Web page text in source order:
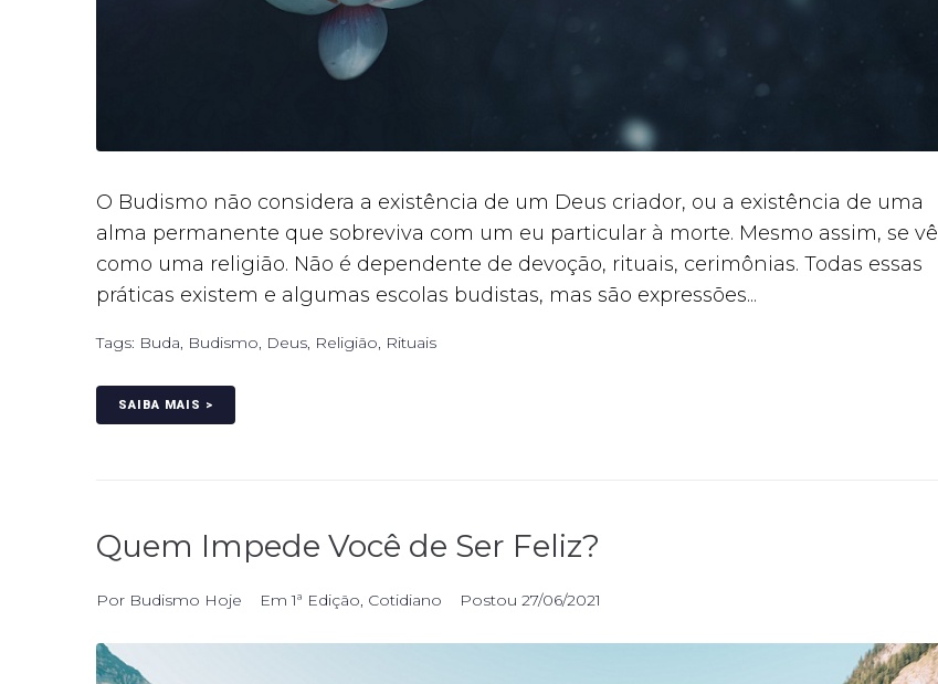
O Budismo não considera a existência de um Deus criador, ou a existência de uma
alma permanente que sobreviva com um eu particular à morte. Mesmo assim, se vê
como uma religião. Não é dependente de devoção, rituais, cerimônias. Todas essas
práticas existem e algumas escolas budistas, mas são expressões...
Tags: Buda, Budismo, Deus, Religião, Rituais
SAIBA MAIS >
Quem Impede Você de Ser Feliz?
Por Budismo Hoje Em1ª Edição, Cotidiano Postou 27/06/2021